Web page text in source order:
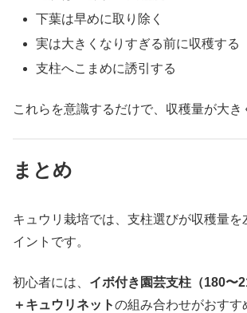
下葉は早めに取り除く
実は大きくなりすぎる前に収穫する
支柱へこまめに誘引する
これらを意識するだけで、収穫量が大き
まとめ
キュウリ栽培では、支柱選びが収穫量を
イントです。
初心者には、 イボ付き園芸支柱（180〜
＋キュウリネットの組み合わせがおすす